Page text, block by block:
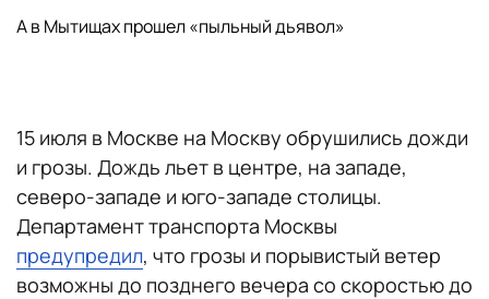
А в Мытищах прошел «пыльный дьявол»
15 июля в Москве на Москву обрушились дожди
и грозы. Дождь льет в центре, на западе,
северо-западе и юго-западе столицы.
Департамент транспорта Москвы
предупредил, что грозы и порывистый ветер
возможны до позднего вечера со скоростью до